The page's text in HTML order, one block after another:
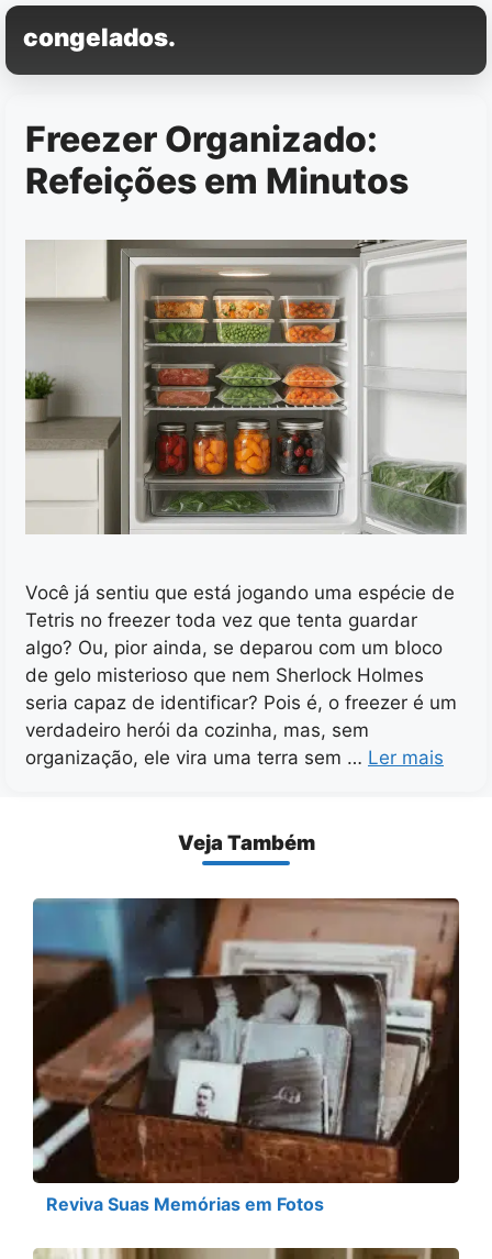
Pular
para
o
congelados.
Freezer Organizado:
Refeições em Minutos
Você já sentiu que está jogando uma espécie de
Tetris no freezer toda vez que tenta guardar
algo? Ou, pior ainda, se deparou com um bloco
de gelo misterioso que nem Sherlock Holmes
seria capaz de identificar? Pois é, o freezer é um
verdadeiro herói da cozinha, mas, sem
organização, ele vira uma terra sem … Ler mais
Veja Também
Reviva Suas Memórias em Fotos